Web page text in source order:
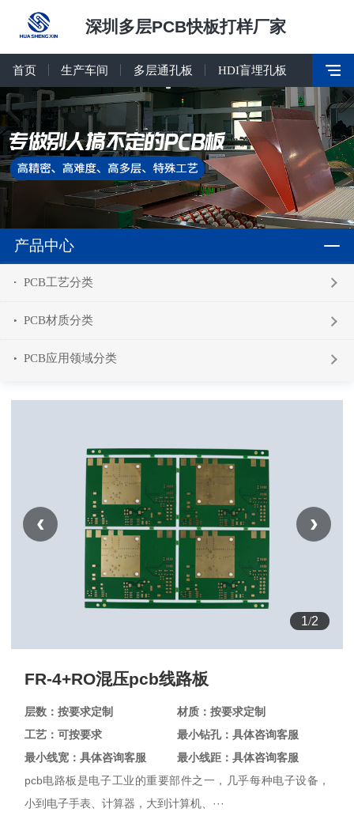
深圳多层PCB快板打样厂家
首页 生产车间 多层通孔板 HDI盲埋孔板
产品中心
PCB工艺分类
PCB材质分类
PCB应用领域分类
2/2
‹ ›
FR-4+RO混压pcb线路板
层数：按要求定制
材质：按要求定制
工艺：可按要求
最小钻孔：具体咨询客服
最小线宽：具体咨询客服
最小线距：具体咨询客服
pcb电路板是电子工业的重要部件之一，几乎每种电子设备，
小到电子手表、计算器，大到计算机、···